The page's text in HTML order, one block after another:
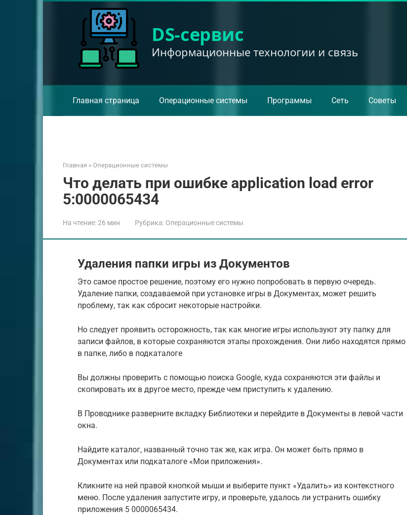
DS-сервис
Информационные технологии и связь
Главная страница Операционные системы Программы Сеть Советы
Главная » Операционные системы
Что делать при ошибке application load error
5:0000065434
На чтение:26 мин Рубрика: Операционные системы
Удаления папки игры из Документов
Это самое простое решение, поэтому его нужно попробовать в первую очередь.
Удаление папки, создаваемой при установке игры в Документах, может решить
проблему, так как сбросит некоторые настройки.
Но следует проявить осторожность, так как многие игры используют эту папку для
записи файлов, в которые сохраняются этапы прохождения. Они либо находятся прямо
в папке, либо в подкаталоге
Вы должны проверить с помощью поиска Google, куда сохраняются эти файлы и
скопировать их в другое место, прежде чем приступить к удалению.
В Проводнике разверните вкладку Библиотеки и перейдите в Документы в левой части
окна.
Найдите каталог, названный точно так же, как игра. Он может быть прямо в
Документах или подкаталоге «Мои приложения».
Кликните на ней правой кнопкой мыши и выберите пункт «Удалить» из контекстного
меню. После удаления запустите игру, и проверьте, удалось ли устранить ошибку
приложения 5 0000065434.